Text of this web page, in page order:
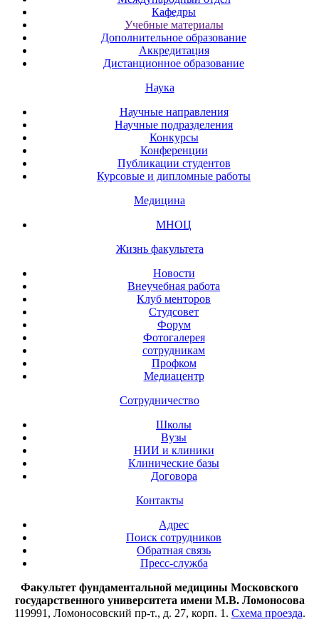
Кафедры
Учебные материалы
Дополнительное образование
Аккредитация
Дистанционное образование
Наука
Научные направления
Научные подразделения
Конкурсы
Конференции
Публикации студентов
Курсовые и дипломные работы
Медицина
МНОЦ
Жизнь факультета
Новости
Внеучебная работа
Клуб менторов
Студсовет
Форум
Фотогалерея
сотрудникам
Профком
Медиацентр
Сотрудничество
Школы
Вузы
НИИ и клиники
Клинические базы
Договора
Контакты
Адрес
Поиск сотрудников
Обратная связь
Пресс-служба
Факультет фундаментальной медицины Московского
государственного университета имени М.В. Ломоносова
119991, Ломоносовский пр-т., д. 27, корп. 1. Схема проезда.